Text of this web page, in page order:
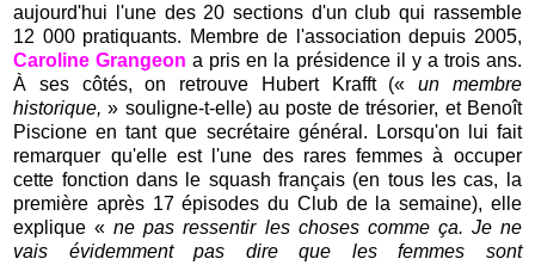
aujourd'hui l'une des 20 sections d'un club qui rassemble
12 000 pratiquants. Membre de l'association depuis 2005,
Caroline Grangeon a pris en la présidence il y a trois ans.
À ses côtés, on retrouve Hubert Krafft (« un membre
historique, » souligne-t-elle) au poste de trésorier, et Benoît
Piscione en tant que secrétaire général. Lorsqu'on lui fait
remarquer qu'elle est l'une des rares femmes à occuper
cette fonction dans le squash français (en tous les cas, la
première après 17 épisodes du Club de la semaine), elle
explique «ne pas ressentir les choses comme ça. Je ne
vais évidemment pas dire que les femmes sont